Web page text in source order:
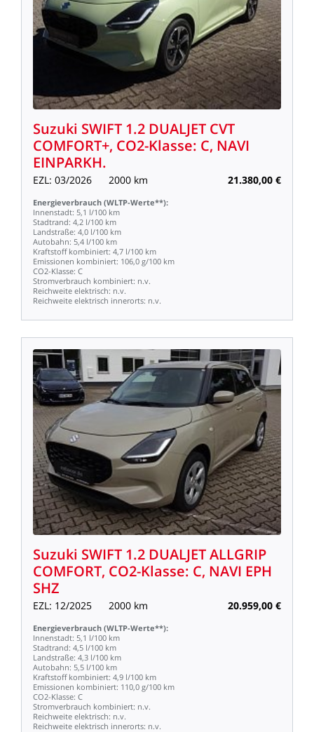
Suzuki SWIFT 1.2 DUALJET CVT
COMFORT+, CO2-Klasse: C, NAVI
EINPARKH.
EZL: 03/2026 2000 km 21.380,00 €
Energieverbrauch (WLTP-Werte**):
Innenstadt: 5,1 l/100 km
Stadtrand: 4,2 l/100 km
Landstraße: 4,0 l/100 km
Autobahn: 5,4 l/100 km
Kraftstoff kombiniert: 4,7 l/100 km
Emissionen kombiniert: 106,0 g/100 km
CO2-Klasse: C
Stromverbrauch kombiniert: n.v.
Reichweite elektrisch: n.v.
Reichweite elektrisch innerorts: n.v.
Suzuki SWIFT 1.2 DUALJETALLGRIP
COMFORT, CO2-Klasse: C, NAVI EPH
SHZ
EZL: 12/2025 2000 km 20.959,00 €
Energieverbrauch (WLTP-Werte**):
Innenstadt: 5,1 l/100 km
Stadtrand: 4,5 l/100 km
Landstraße: 4,3 l/100 km
Autobahn: 5,5 l/100 km
Kraftstoff kombiniert: 4,9 l/100 km
Emissionen kombiniert: 110,0 g/100 km
CO2-Klasse: C
Stromverbrauch kombiniert: n.v.
Reichweite elektrisch: n.v.
Reichweite elektrisch innerorts: n.v.